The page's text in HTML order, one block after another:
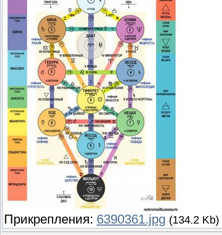
Прикрепления: 6390361.jpg (134.2 Kb)